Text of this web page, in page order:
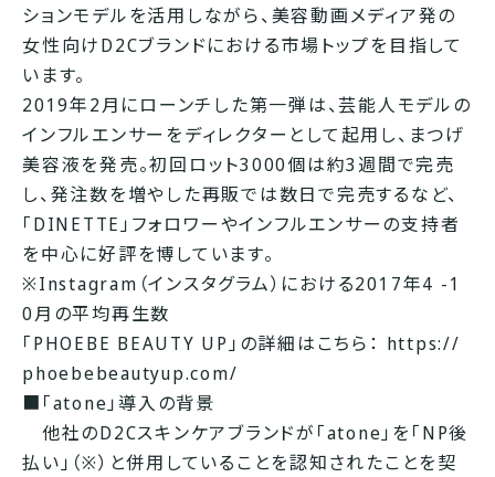
ションモデルを活用しながら、美容動画メディア発の
女性向けD2Cブランドにおける市場トップを目指して
います。
2019年2月にローンチした第一弾は、芸能人モデルの
インフルエンサーをディレクターとして起用し、まつげ
美容液を発売。初回ロット3000個は約3週間で完売
し、発注数を増やした再販では数日で完売するなど、
「DINETTE」フォロワーやインフルエンサーの支持者
を中心に好評を博しています。
※Instagram（インスタグラム）における2017年4 -1
0月の平均再生数
「PHOEBE BEAUTY UP」の詳細はこちら： https://
phoebebeautyup.com/
■「atone」導入の背景
他社のD2Cスキンケアブランドが「atone」を「NP後
払い」（※）と併用していることを認知されたことを契